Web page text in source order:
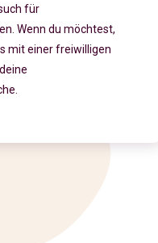
für
Wenn du möchtest,
mit einer freiwilligen